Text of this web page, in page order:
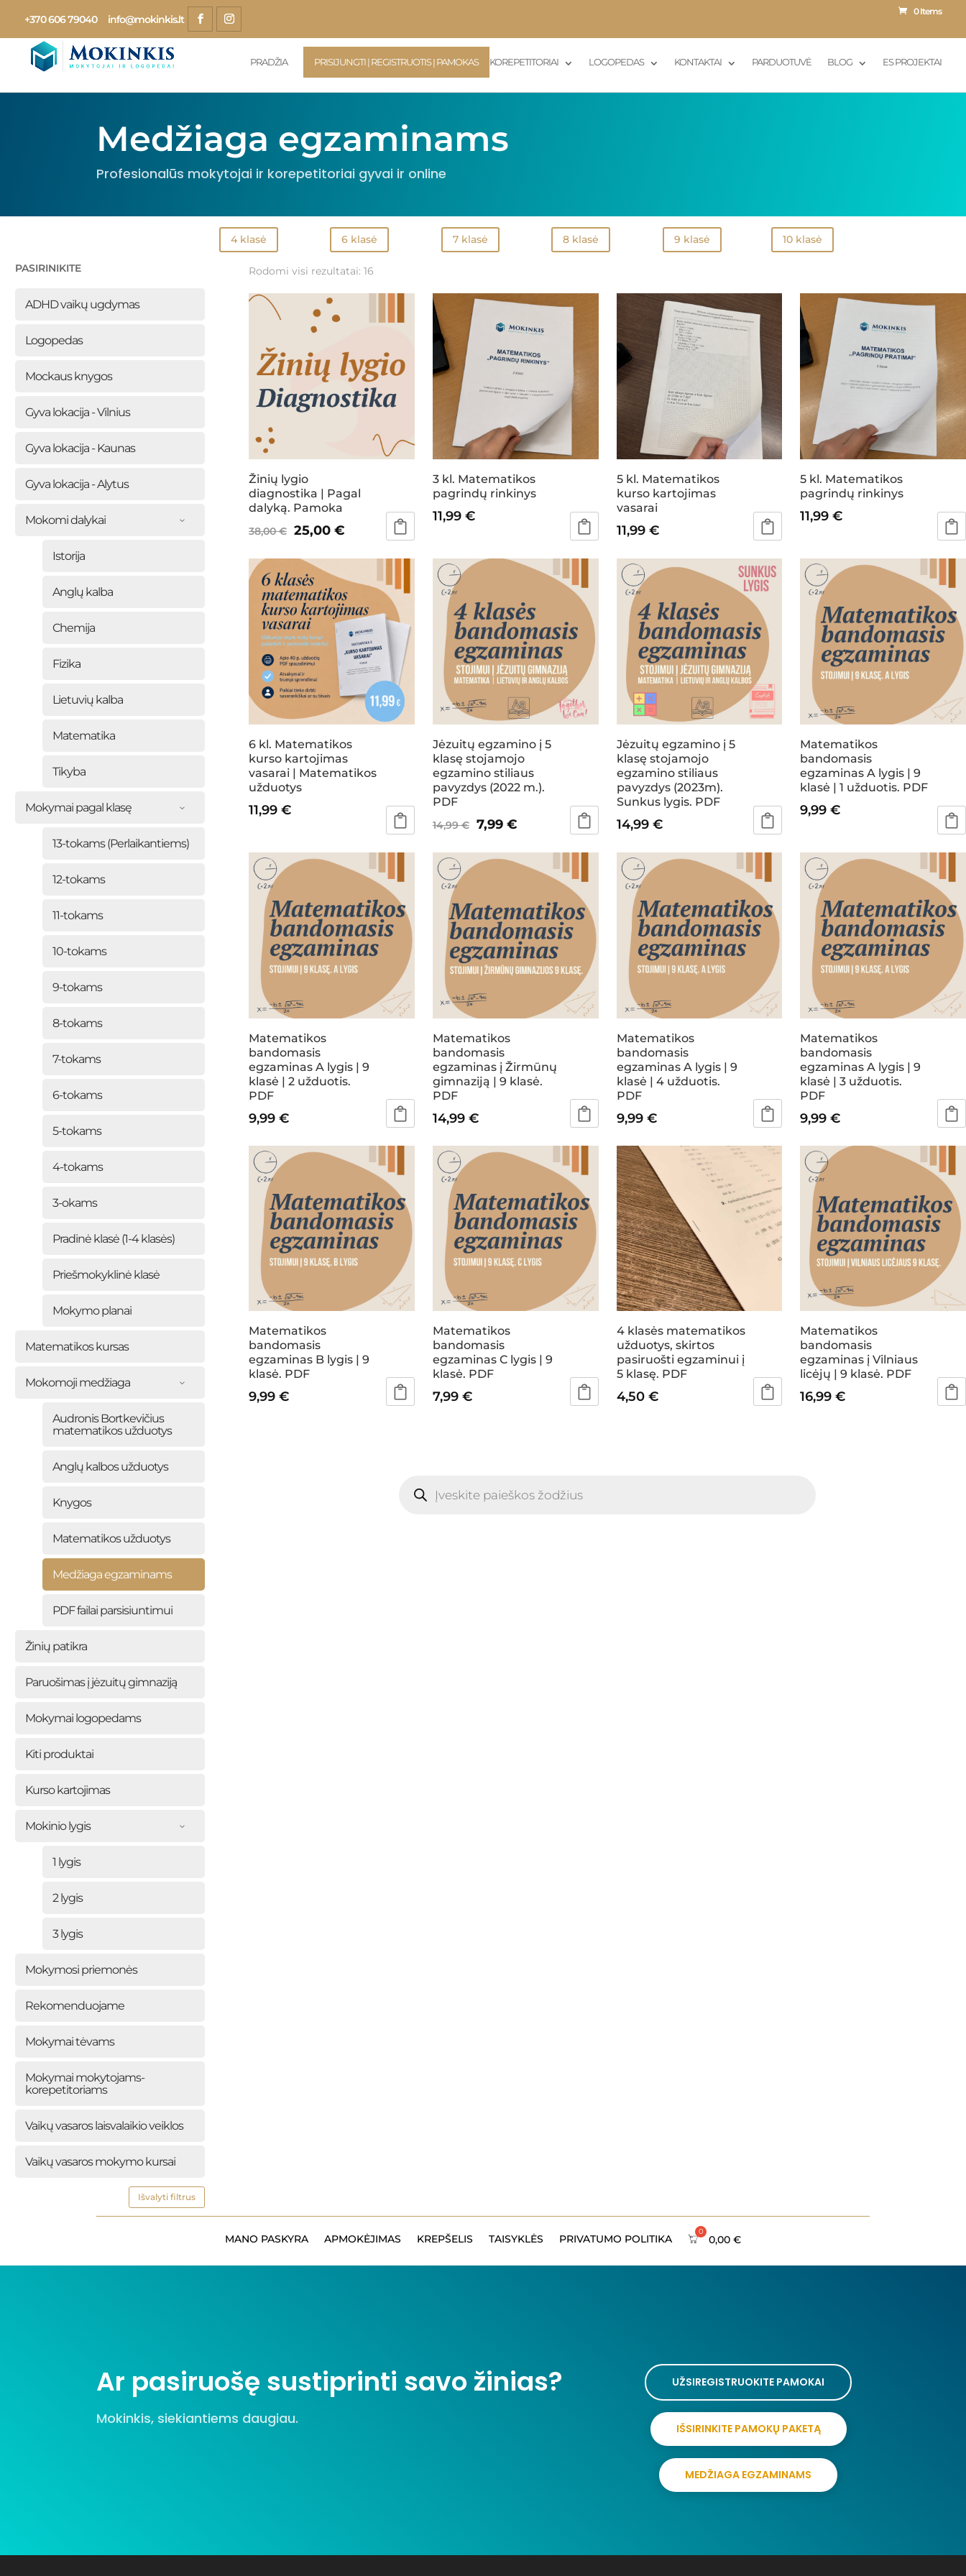
+370 606 79040 info@mokinkis.lt
0 Items
PRADŽIA PRISIJUNGTI | REGISTRUOTIS Į PAMOKAS KOREPETITORIAI LOGOPEDAS KONTAKTAI PARDUOTUVĖ BLOG ES PROJEKTAI
Medžiaga egzaminams
Profesionalūs mokytojai ir korepetitoriai gyvai ir online
4 klasė 6 klasė 7 klasė 8 klasė 9 klasė 10 klasė
PASIRINIKITE
ADHD vaikų ugdymas
Logopedas
Mockaus knygos
Gyva lokacija - Vilnius
Gyva lokacija - Kaunas
Gyva lokacija - Alytus
Mokomi dalykai
Istorija
Anglų kalba
Chemija
Fizika
Lietuvių kalba
Matematika
Tikyba
Mokymai pagal klasę
13-tokams (Perlaikantiems)
12-tokams
11-tokams
10-tokams
9-tokams
8-tokams
7-tokams
6-tokams
5-tokams
4-tokams
3-okams
Pradinė klasė (1-4 klasės)
Priešmokyklinė klasė
Mokymo planai
Matematikos kursas
Mokomoji medžiaga
Audronis Bortkevičius
matematikos užduotys
Anglų kalbos užduotys
Knygos
Matematikos užduotys
Medžiaga egzaminams
PDF failai parsisiuntimui
Žinių patikra
Paruošimas į jėzuitų gimnaziją
Mokymai logopedams
Kiti produktai
Kurso kartojimas
Mokinio lygis
1 lygis
2 lygis
3 lygis
Mokymosi priemonės
Rekomenduojame
Mokymai tėvams
Mokymai mokytojams-
korepetitoriams
Vaikų vasaros laisvalaikio veiklos
Vaikų vasaros mokymo kursai
Išvalyti filtrus
Rodomi visi rezultatai: 16
Žinių lygio
diagnostika | Pagal
dalyką. Pamoka
38,00€ Original
was:
38,00 €.
25,00€ Current
25,00 €.
product
has
multiple
variants.
The
options
may
be
chosen
the
product
page
product
has
multiple
variants.
The
options
may
be
chosen
the
product
page
3 kl. Matematikos
pagrindų rinkinys
11,99 €
5 kl. Matematikos
kurso kartojimas
vasarai
11,99 €
5 kl. Matematikos
pagrindų rinkinys
11,99€
6 kl. Matematikos
kurso kartojimas
vasarai | Matematikos
užduotys
11,99€
Jėzuitų egzamino į 5
klasę stojamojo
egzamino stiliaus
pavyzdys (2022 m.).
PDF
14,99€ Original
was:
7,99 €Current
is:
7,99 €.
Jėzuitų egzamino į 5
klasę stojamojo
egzamino stiliaus
pavyzdys (2023m).
Sunkus lygis. PDF
14,99 €
Matematikos
bandomasis
egzaminas A lygis | 9
klasė | 1 užduotis. PDF
9,99€
Matematikos
bandomasis
egzaminas A lygis | 9
klasė | 2 užduotis.
PDF
9,99€
Matematikos
bandomasis
egzaminas į Žirmūnų
gimnaziją | 9 klasė.
PDF
14,99 €
Matematikos
bandomasis
egzaminas A lygis | 9
klasė | 4 užduotis.
PDF
9,99 €
Matematikos
bandomasis
egzaminas A lygis | 9
klasė | 3 užduotis.
PDF
9,99€
Matematikos
bandomasis
egzaminas B lygis | 9
klasė. PDF
9,99€
Matematikos
bandomasis
egzaminas C lygis | 9
klasė. PDF
7,99 €
4 klasės matematikos
užduotys, skirtos
pasiruošti egzaminui į
5 klasę. PDF
4,50 €
Matematikos
bandomasis
egzaminas į Vilniaus
licėjų | 9 klasė. PDF
16,99€
search
MANO PASKYRA APMOKĖJIMAS KREPŠELIS TAISYKLĖS PRIVATUMO POLITIKA 0,00 €
Ar pasiruošę sustiprinti savo žinias?
Mokinkis, siekiantiems daugiau.
UŽSIREGISTRUOKITE PAMOKAI
IŠSIRINKITE PAMOKŲ PAKETĄ
MEDŽIAGA EGZAMINAMS